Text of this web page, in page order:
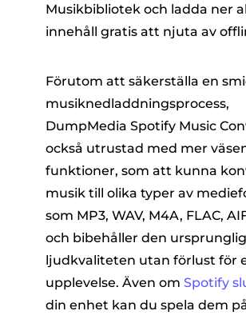
Musikbibliotek och ladda ner
innehåll gratis att njuta av
Förutom att säkerställa en
musiknedladdningsprocess,
DumpMedia Spotify Music
också utrustad med mer
funktioner, som att kunna
musik till olika typer av
som MP3, WAV, M4A, FLAC,
och bibehåller den
ljudkvaliteten utan förlust för
upplevelse. Även om Spotify
din enhet kan du spela dem